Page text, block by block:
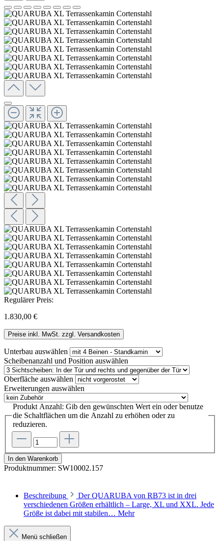
Regulärer Preis:
1.830,00 €
Preise inkl. MwSt. zzgl. Versandkosten
Unterbau auswählen
Scheibenanzahl und Position auswählen
Oberfläche auswählen
Erweiterungen auswählen
Produkt Anzahl: Gib den gewünschten Wert ein oder benutze
die Schaltflächen um die Anzahl zu erhöhen oder zu
reduzieren.
In den Warenkorb
Produktnummer: SW10002.157
Beschreibung
Der QUARUBA von RB73 ist in drei
verschiedenen Größen erhältlich – Large, XL und XXL. Jede
Größe ist dabei mit stabilen… Mehr
Menü schließen